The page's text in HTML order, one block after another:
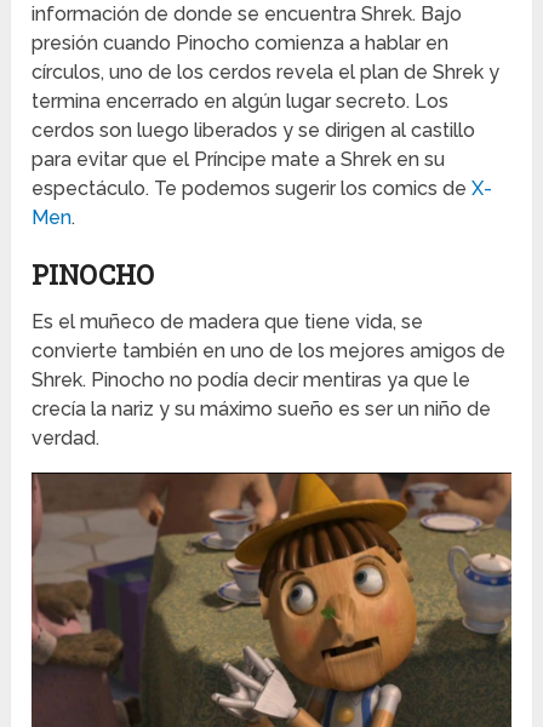
información de donde se encuentra Shrek. Bajo
presión cuando Pinocho comienza a hablar en
círculos, uno de los cerdos revela el plan de Shrek y
termina encerrado en algún lugar secreto. Los
cerdos son luego liberados y se dirigen al castillo
para evitar que el Príncipe mate a Shrek en su
espectáculo. Te podemos sugerir los comics deX-
Men.
PINOCHO
Es el muñeco de madera que tiene vida, se
convierte también en uno de los mejores amigos de
Shrek. Pinocho no podía decir mentiras ya que le
crecía la nariz y su máximo sueño es ser un niño de
verdad.